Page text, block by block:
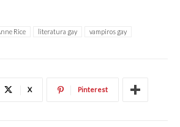
Rice literatura gay vampiros gay
X Pinterest